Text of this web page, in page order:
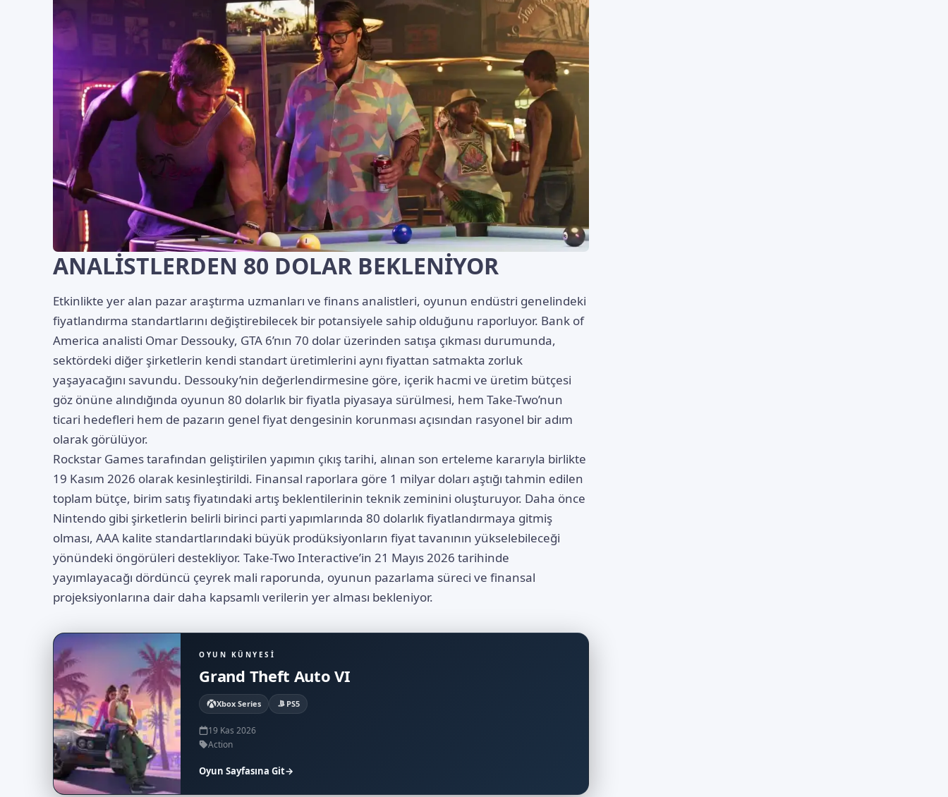
ANALİSTLERDEN 80 DOLAR BEKLENİYOR
Etkinlikte yer alan pazar araştırma uzmanları ve finans analistleri, oyunun endüstri genelindeki
fiyatlandırma standartlarını değiştirebilecek bir potansiyele sahip olduğunu raporluyor. Bank of
America analisti Omar Dessouky, GTA 6’nın 70 dolar üzerinden satışa çıkması durumunda,
sektördeki diğer şirketlerin kendi standart üretimlerini aynı fiyattan satmakta zorluk
yaşayacağını savundu. Dessouky’nin değerlendirmesine göre, içerik hacmi ve üretim bütçesi
göz önüne alındığında oyunun 80 dolarlık bir fiyatla piyasaya sürülmesi, hem Take-Two’nun
ticari hedefleri hem de pazarın genel fiyat dengesinin korunması açısından rasyonel bir adım
olarak görülüyor.
Rockstar Games tarafından geliştirilen yapımın çıkış tarihi, alınan son erteleme kararıyla birlikte
19 Kasım 2026 olarak kesinleştirildi. Finansal raporlara göre 1 milyar doları aştığı tahmin edilen
toplam bütçe, birim satış fiyatındaki artış beklentilerinin teknik zeminini oluşturuyor. Daha önce
Nintendo gibi şirketlerin belirli birinci parti yapımlarında 80 dolarlık fiyatlandırmaya gitmiş
olması, AAA kalite standartlarındaki büyük prodüksiyonların fiyat tavanının yükselebileceği
yönündeki öngörüleri destekliyor. Take-Two Interactive’in 21 Mayıs 2026 tarihinde
yayımlayacağı dördüncü çeyrek mali raporunda, oyunun pazarlama süreci ve finansal
projeksiyonlarına dair daha kapsamlı verilerin yer alması bekleniyor.
OYUN KÜNYESI
Grand Theft Auto VI
Xbox Series PS5
19 Kas 2026
Action
Oyun Sayfasına Git→